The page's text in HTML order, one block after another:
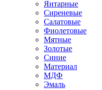
Янтарные
Сиреневые
Салатовые
Фиолетовые
Мятные
Золотые
Синие
Материал
МДФ
Эмаль